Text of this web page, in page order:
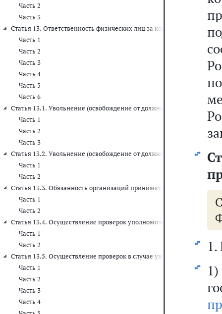
Часть 2
Часть 3
Статья 13. Ответственность физических лиц за коррупционные
Часть 1
Часть 2
Часть 3
Часть 4
Часть 5
Часть 6
Статья 13.1. Увольнение (освобождение от должности) лиц,
Часть 1
Часть 2
Часть 3
Статья 13.2. Увольнение (освобождение от должности) лиц,
Часть 1
Часть 2
Статья 13.3. Обязанность организаций принимать меры по
Часть 1
Часть 2
Статья 13.4. Осуществление проверок уполномоченным
Часть 1
Часть 2
Статья 13.5. Осуществление проверок в случае увольнения
Часть 1
Часть 2
Часть 3
Часть 4